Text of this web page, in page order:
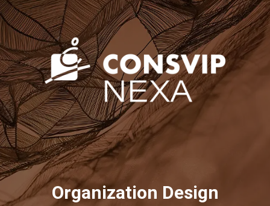
Organizat​ion D​esign